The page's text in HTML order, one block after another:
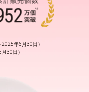
年6月30日）
30日）